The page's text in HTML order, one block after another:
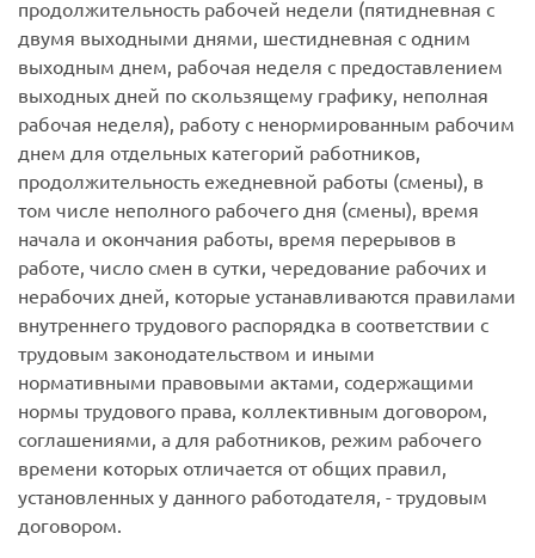
продолжительность рабочей недели (пятидневная с
двумя выходными днями, шестидневная с одним
выходным днем, рабочая неделя с предоставлением
выходных дней по скользящему графику, неполная
рабочая неделя), работу с ненормированным рабочим
днем для отдельных категорий работников,
продолжительность ежедневной работы (смены), в
том числе неполного рабочего дня (смены), время
начала и окончания работы, время перерывов в
работе, число смен в сутки, чередование рабочих и
нерабочих дней, которые устанавливаются правилами
внутреннего трудового распорядка в соответствии с
трудовым законодательством и иными
нормативными правовыми актами, содержащими
нормы трудового права, коллективным договором,
соглашениями, а для работников, режим рабочего
времени которых отличается от общих правил,
установленных у данного работодателя, - трудовым
договором.